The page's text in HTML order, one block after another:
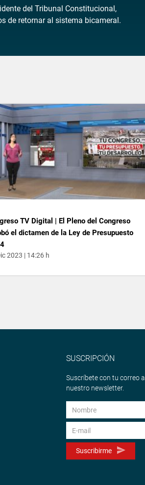
del Tribunal Constitucional,
de retornar al sistema bicameral.
TV Digital | El Pleno del Congreso
el dictamen de la Ley de Presupuesto
2023 | 14:26 h
SUSCRIPCIÓN
Suscríbete con tu correo a
nuestro newsletter.
Suscribirme